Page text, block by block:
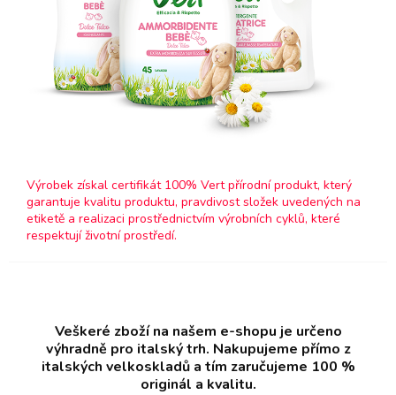
Výrobek získal certifikát 100% Vert přírodní produkt, který
garantuje kvalitu produktu, pravdivost složek uvedených na
etiketě a realizaci prostřednictvím výrobních cyklů, které
respektují životní prostředí.
Veškeré zboží na našem e-shopu je určeno
výhradně pro italský trh. Nakupujeme přímo z
italských velkoskladů a tím zaručujeme 100 %
originál a kvalitu.